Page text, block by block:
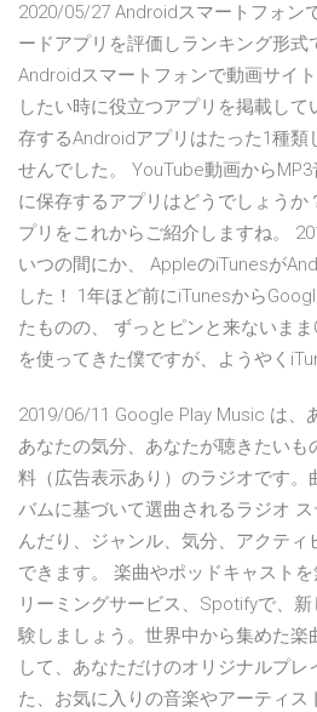
2020/05/27 Androidスマートフォン
ードアプリを評価しランキング形式
Androidスマートフォンで動画サイ
したい時に役立つアプリを掲載し
存するAndroidアプリはたった1種類
せんでした。 YouTube動画から
に保存するアプリはどうでしょうか
プリをこれからご紹介しますね。
いつの間にか、 AppleのiTunesが
した！ 1年ほど前にiTunesから
たものの、 ずっとピンと来ないま
を使ってきた僕ですが、ようやく
2019/06/11 Google Play Music は、
あなたの気分、あなたが聴きたい
料（広告表示あり）のラジオです。
バムに基づいて選曲されるラジオ
んだり、ジャンル、気分、アクティ
できます。 楽曲やポッドキャスト
リーミングサービス、Spotifyで、
験しましょう。世界中から集めた楽
して、あなただけのオリジナルプレ
た、お気に入りの音楽やアーティス